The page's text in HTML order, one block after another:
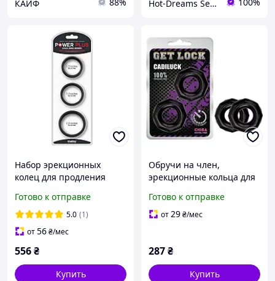
КАЙФ Hot-Dreams Sex-shop
Набор эрекционных
колец для продления
поддержания эрекции
Power Plus Soft Silicone
Pro
Готово к отправке
5.0 (1)
от56₴/мес
556₴
Купить
Обручи на член,
эрекционные кольца для
Cadiluck
суперэластичный
Готово к отправке
от29₴/мес
287₴
Купить